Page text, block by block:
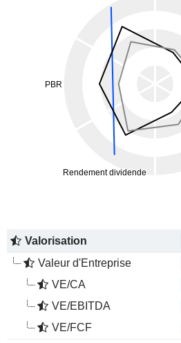
Valorisation
Valeur d'Entreprise
VE/CA
VE/EBITDA
VE/FCF